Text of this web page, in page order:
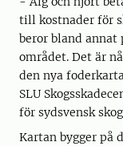
till kostnader för
beror bland
området. Det är
den nya
SLU
för sydsvensk
Kartan bygger på